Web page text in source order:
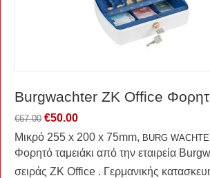
Burgwachter ZK Office
€67.00 €50.00
Μικρό 255 x 200 x 75mm, BURG
Φορητό ταμειάκι από την εταιρεία
σειράς ZK Office . Γερμανικής